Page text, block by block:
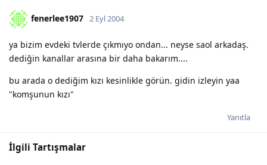
fenerlee1907 2 Eyl 2004
ya bizim evdeki tvlerde çıkmıyo ondan... neyse saol arkadaş.
dediğin kanallar arasına bir daha bakarım....
bu arada o dediğim kızı kesinlikle görün. gidin izleyin yaa
"komşunun kızı"
Yanıtla
İlgili Tartışmalar